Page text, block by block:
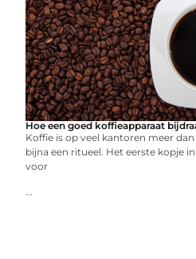
Hoe een goed koffieapparaat
Koffie is op veel kantoren meer
bijna een ritueel. Het eerste kopje
voor
...